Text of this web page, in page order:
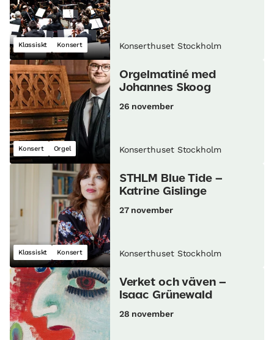
Klassiskt Konsert Konserthuset Stockholm
Konsert Orgel
Orgelmatiné med
Johannes Skoog
26 november
Konserthuset Stockholm
Klassiskt Konsert
STHLM Blue Tide –
Katrine Gislinge
27 november
Konserthuset Stockholm
Verket och väven –
Isaac Grünewald
28 november